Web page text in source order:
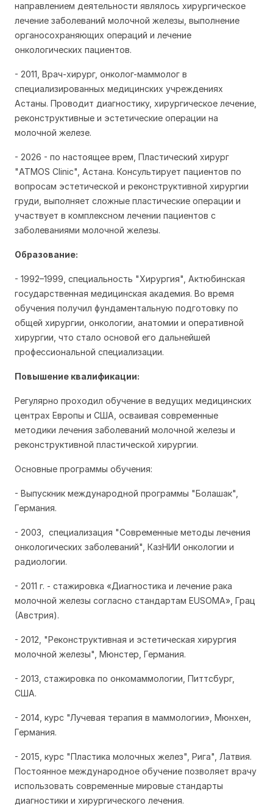
направлением деятельности являлось хирургическое
лечение заболеваний молочной железы, выполнение
органосохраняющих операций и лечение
онкологических пациентов.
- 2011, Врач-хирург, онколог-маммолог в
специализированных медицинских учреждениях
Астаны. Проводит диагностику, хирургическое лечение,
реконструктивные и эстетические операции на
молочной железе.
- 2026 - по настоящее врем, Пластический хирург
"ATMOS Clinic", Астана. Консультирует пациентов по
вопросам эстетической и реконструктивной хирургии
груди, выполняет сложные пластические операции и
участвует в комплексном лечении пациентов с
заболеваниями молочной железы.
Образование:
- 1992–1999, специальность "Хирургия", Актюбинская
государственная медицинская академия. Во время
обучения получил фундаментальную подготовку по
общей хирургии, онкологии, анатомии и оперативной
хирургии, что стало основой его дальнейшей
профессиональной специализации.
Повышение квалификации:
Регулярно проходил обучение в ведущих медицинских
центрах Европы и США, осваивая современные
методики лечения заболеваний молочной железы и
реконструктивной пластической хирургии.
Основные программы обучения:
- Выпускник международной программы "Болашак",
Германия.
- 2003, специализация "Современные методы лечения
онкологических заболеваний", КазНИИ онкологии и
радиологии.
- 2011 г. - стажировка «Диагностика и лечение рака
молочной железы согласно стандартам EUSOMA», Грац
(Австрия).
- 2012, "Реконструктивная и эстетическая хирургия
молочной железы", Мюнстер, Германия.
- 2013, стажировка по онкомаммологии, Питтсбург,
США.
- 2014, курс "Лучевая терапия в маммологии», Мюнхен,
Германия.
- 2015, курс "Пластика молочных желез", Рига", Латвия.
Постоянное международное обучение позволяет врачу
использовать современные мировые стандарты
диагностики и хирургического лечения.